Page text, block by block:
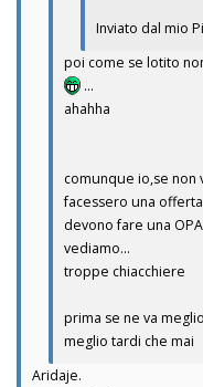
Inviato dal mio
poi come se lotito
...
ahahha
comunque io,se non
facessero una
devono fare una
vediamo...
troppe chiacchiere
prima se ne va
meglio tardi che mai
Aridaje.